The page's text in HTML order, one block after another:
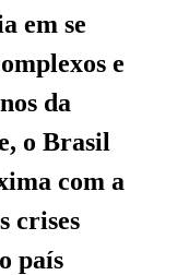
em se
e
da
o Brasil
com a
crises
país